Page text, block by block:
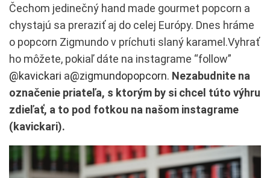
Čechom jedinečný hand made gourmet popcorn a
chystajú sa preraziť aj do celej Európy. Dnes hráme
o popcorn Zigmundo v príchuti slaný karamel.Vyhrať
ho môžete, pokiaľ dáte na instagrame “follow”
@kavickari a@zigmundopopcorn. Nezabudnite na
označenie priateľa, s ktorým by si chcel túto výhru
zdieľať, a to pod fotkou na našom instagrame
(kavickari).